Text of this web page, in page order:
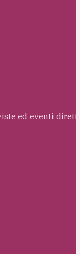
ed eventi